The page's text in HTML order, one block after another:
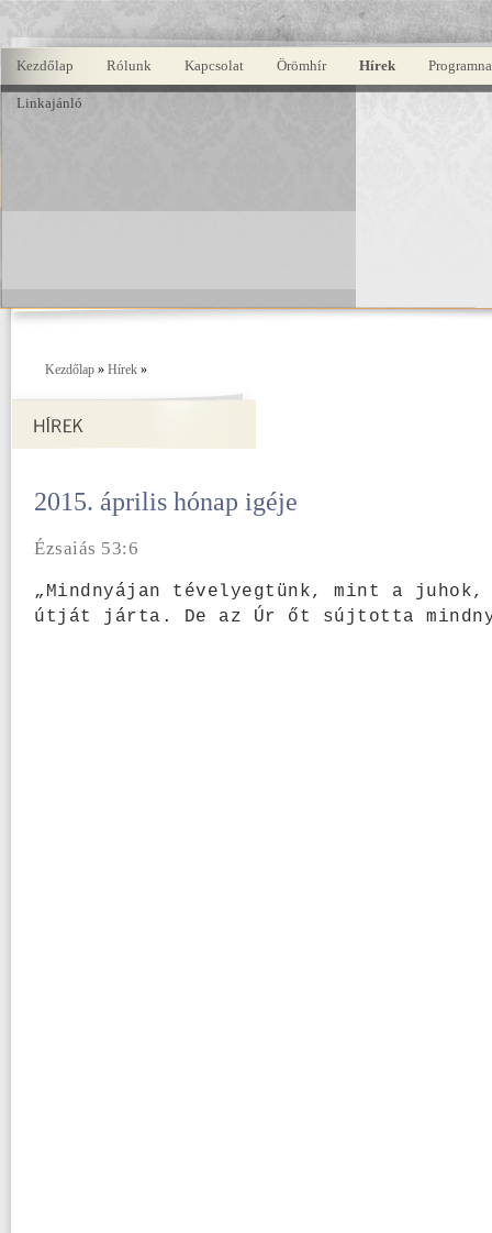
Kezdőlap Rólunk Kapcsolat Örömhír Hírek
Linkajánló
Kezdőlap » Hírek »
2015. április hónap igéje
Ézsaiás 53:6
„Mindnyájan tévelyegtünk, mint a juhok,
útját járta. De az Úr őt sújtotta